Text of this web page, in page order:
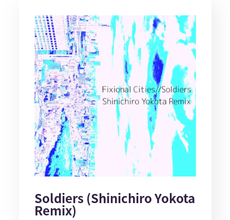
Soldiers (Shinichiro Yokota
Remix)